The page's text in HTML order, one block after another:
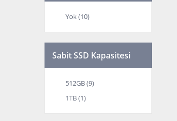
Yok (10)
Sabit SSD Kapasitesi
512GB (9)
1TB (1)